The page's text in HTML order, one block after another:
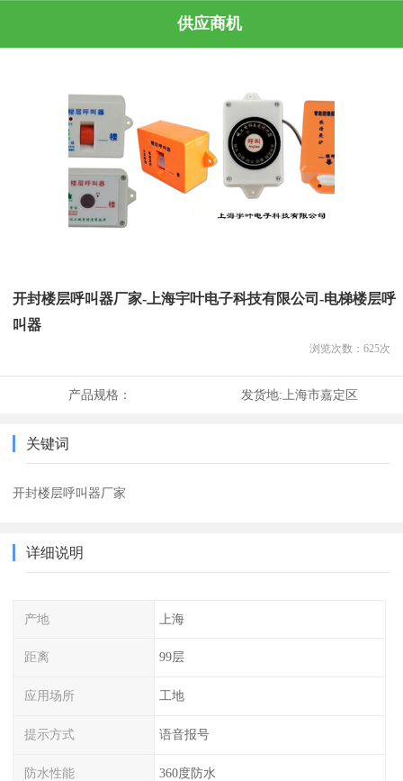
供应商机
开封楼层呼叫器厂家-上海宇叶电子科技有限公司-电梯楼层呼
叫器
浏览次数： 625次
产品规格： 发货地:上海市嘉定区
关键词
开封楼层呼叫器厂家
详细说明
产地 上海
距离 99层
应用场所 工地
提示方式 语音报号
防水性能 360度防水